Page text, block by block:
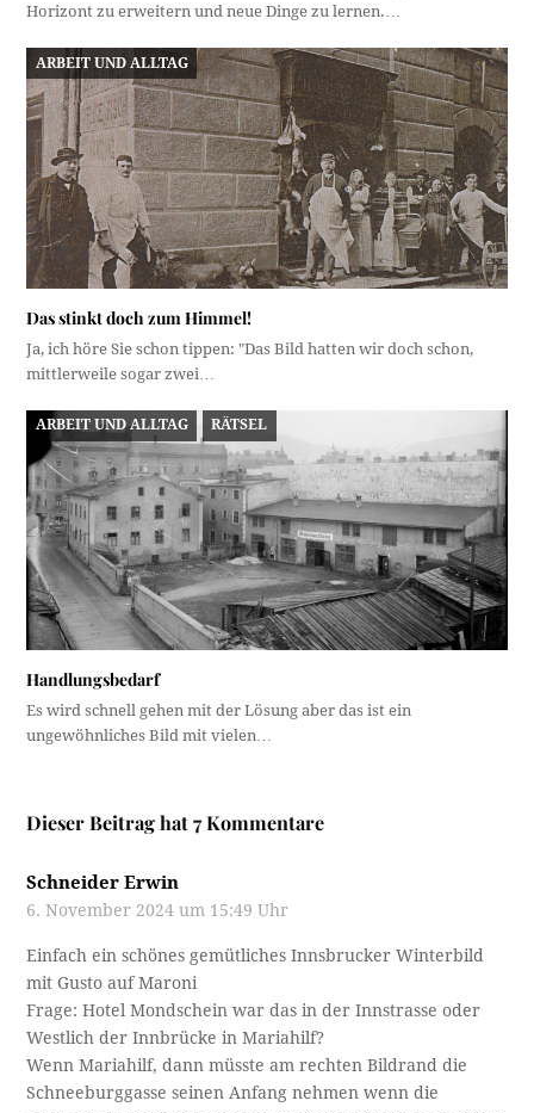
Horizont zu erweitern und neue Dinge zu lernen.…
ARBEIT UND ALLTAG
Das stinkt doch zum Himmel!
Ja, ich höre Sie schon tippen: "Das Bild hatten wir doch schon,
mittlerweile sogar zwei…
ARBEIT UND ALLTAG RÄTSEL
Handlungsbedarf
Es wird schnell gehen mit der Lösung aber das ist ein
ungewöhnliches Bild mit vielen…
Dieser Beitrag hat 7 Kommentare
Schneider Erwin
6. November 2024 um 15:49 Uhr
Einfach ein schönes gemütliches Innsbrucker Winterbild
mit Gusto auf Maroni
Frage: Hotel Mondschein war das in der Innstrasse oder
Westlich der Innbrücke in Mariahilf?
Wenn Mariahilf, dann müsste am rechten Bildrand die
Schneeburggasse seinen Anfang nehmen wenn die